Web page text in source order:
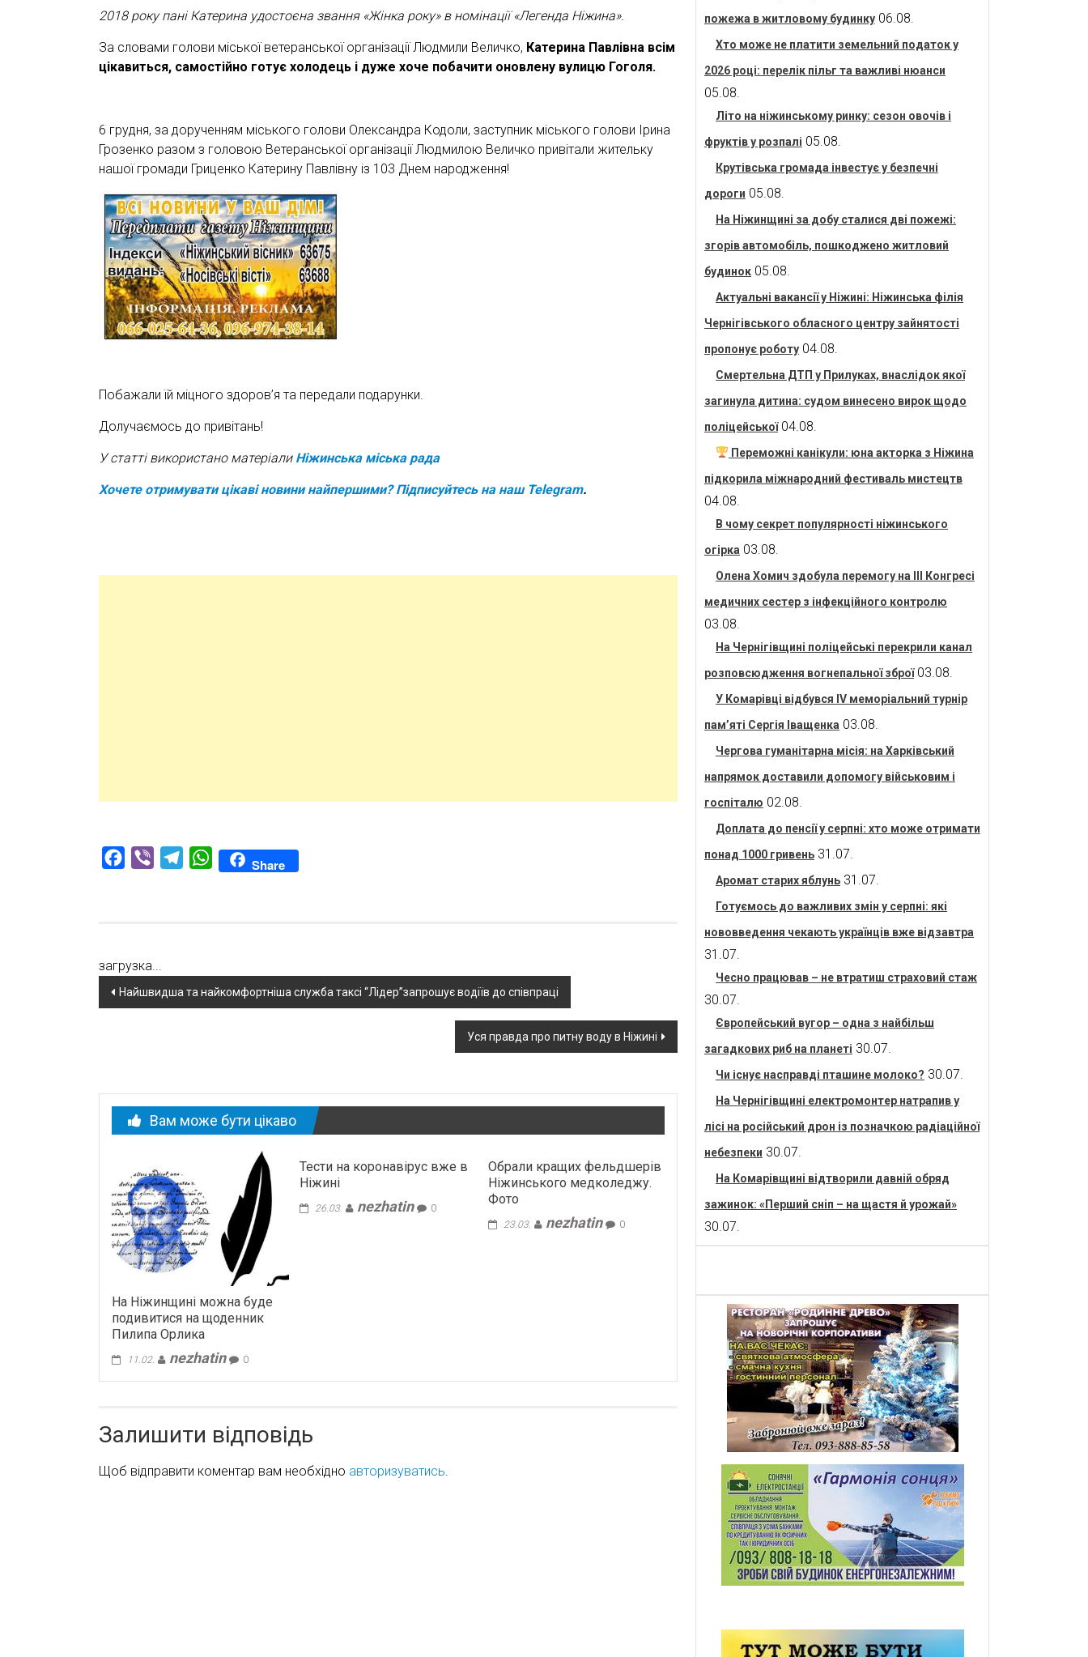
2018 року пані Катерина удостоєна звання «Жінка року» в номінації «Легенда Ніжина».
За словами голови міської ветеранської організації Людмили Величко, Катерина Павлівна всім
цікавиться, самостійно готує холодець і дуже хоче побачити оновлену вулицю Гоголя.
6 грудня, за дорученням міського голови Олександра Кодоли, заступник міського голови Ірина
Грозенко разом з головою Ветеранської організації Людмилою Величко привітали жительку
нашої громади Гриценко Катерину Павлівну із 103 Днем народження!
Побажали їй міцного здоров’я та передали подарунки.
Долучаємось до привітань!
У статті використано матеріали Ніжинська міська рада
Хочете отримувати цікаві новини найпершими? Підписуйтесь на наш Telegram.
Facebook
Viber TelegramWhatsAppShare
загрузка...
Навігація
Найшвидша та найкомфортніша служба таксі “Лідер”запрошує водіїв до співпраці
Уся правда про питну воду в Ніжині
Вам може бути цікаво
На Ніжинщині можна буде
подивитися на щоденник
Пилипа Орлика
11.02. nezhatin 0
Тести на коронавірус вже в
Ніжині
26.03. nezhatin 0
Обрали кращих фельдшерів
Ніжинського медколеджу.
Фото
23.03. nezhatin 0
Залишити відповідь
Щоб відправити коментар вам необхідно авторизуватись.
пожежа в житловому будинку 06.08.
Хто може не платити земельний податок у
2026 році: перелік пільг та важливі нюанси
05.08.
Літо на ніжинському ринку: сезон овочів і
фруктів у розпалі 05.08.
Крутівська громада інвестує у безпечні
дороги 05.08.
На Ніжинщині за добу сталися дві пожежі:
згорів автомобіль, пошкоджено житловий
будинок 05.08.
Актуальні вакансії у Ніжині: Ніжинська філія
Чернігівського обласного центру зайнятості
пропонує роботу 04.08.
Смертельна ДТП у Прилуках, внаслідок якої
загинула дитина: судом винесено вирок щодо
поліцейської 04.08.
Переможні канікули: юна акторка з Ніжина
підкорила міжнародний фестиваль мистецтв
04.08.
В чому секрет популярності ніжинського
огірка 03.08.
Олена Хомич здобула перемогу на ІІІ Конгресі
медичних сестер з інфекційного контролю
03.08.
На Чернігівщині поліцейські перекрили канал
розповсюдження вогнепальної зброї 03.08.
У Комарівці відбувся IV меморіальний турнір
пам’яті Сергія Іващенка 03.08.
Чергова гуманітарна місія: на Харківський
напрямок доставили допомогу військовим і
госпіталю 02.08.
Доплата до пенсії у серпні: хто може отримати
понад 1000 гривень 31.07.
Аромат старих яблунь 31.07.
Готуємось до важливих змін у серпні: які
нововведення чекають українців вже відзавтра
31.07.
Чесно працював – не втратиш страховий стаж
30.07.
Європейський вугор – одна з найбільш
загадкових риб на планеті 30.07.
Чи існує насправді пташине молоко? 30.07.
На Чернігівщині електромонтер натрапив у
лісі на російський дрон із позначкою радіаційної
небезпеки 30.07.
На Комарівщині відтворили давній обряд
зажинок: «Перший сніп – на щастя й урожай»
30.07.